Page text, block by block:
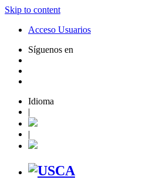
Skip to content
Acceso Usuarios
Síguenos en
Idioma
|
|